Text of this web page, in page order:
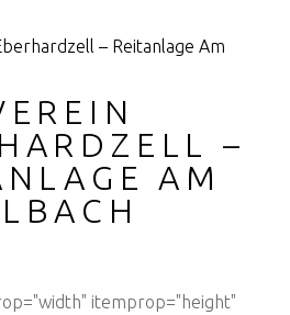
–
AM
itemprop="height"